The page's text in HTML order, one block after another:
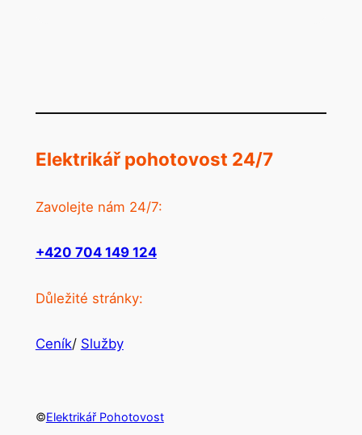
Elektrikář pohotovost 24/7
Zavolejte nám 24/7:
+420 704 149 124
Důležité stránky:
Ceník/ Služby
©Elektrikář Pohotovost